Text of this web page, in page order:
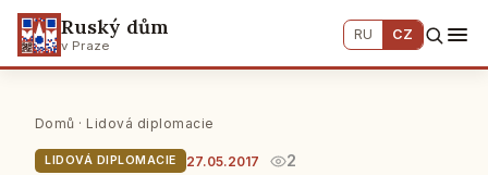
Ruský dům
v Praze
RU CZ
Domů · Lidová diplomacie
LIDOVÁ DIPLOMACIE 27.05.2017 2